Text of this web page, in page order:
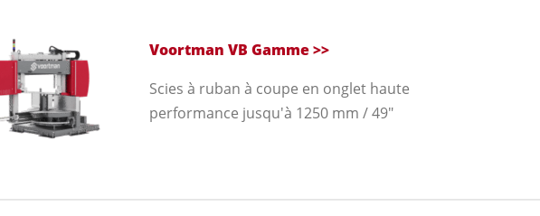
Voortman VB Gamme>>
Scies à ruban à coupe en onglet haute
performance jusqu'à 1250 mm / 49"